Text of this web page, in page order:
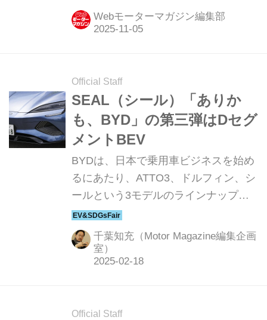
ストア「BYD楽天市場店」をオープン
したと発表。これにより、同社が日本
「SEALION 7」がECモールで購入で
きることとなった。
Webモーターマガジン編集部
Official Staff
SEAL（シール）「ありか
も、BYD」の第三弾はDセグ
メントBEV
BYDは、日本で乗用車ビジネスを始め
るにあたり、ATTO3、ドルフィン、シ
ールという3モデルのラインナップを
揃えた。ブランドのイメージリーダー
の役割も担うことになるこのシールの
仕上がりを確認する。
千葉知充（Motor Magazine編集企画
室）
Official Staff